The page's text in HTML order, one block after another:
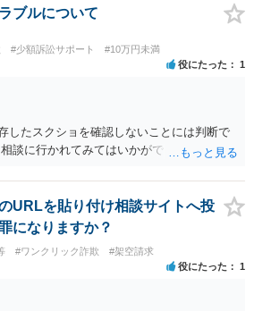
ようにしてください。
ブルについて
#少額訴訟サポート #10万円未満
役にたった 1
したスクショを確認しないことには判断で
談に行かれてみてはいかがでしょうか。
URLを貼り付け相談サイトへ投
になりますか？
#ワンクリック詐欺 #架空請求
役にたった 1